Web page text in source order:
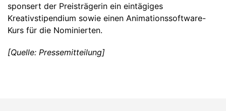
sponsert der Preisträgerin ein eintägiges
Kreativstipendium sowie einen Animationssoftware-
Kurs für die Nominierten.
[Quelle: Pressemitteilung]